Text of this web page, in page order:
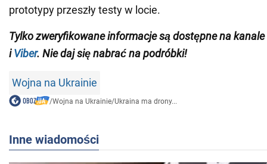
prototypy przeszły testy w locie.
Tylko zweryfikowane informacje są dostępne na kanale
iViber. Nie daj się nabrać na podróbki!
Wojna na Ukrainie
/Wojna na Ukrainie/Ukraina ma drony...
Inne wiadomości